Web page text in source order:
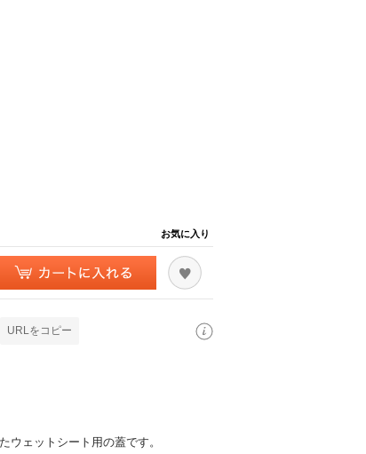
お気に入り
URLをコピー
ウェットシート用の蓋です。